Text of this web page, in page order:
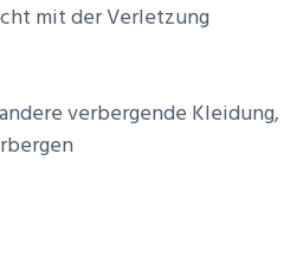
mit der Verletzung
verbergende Kleidung,